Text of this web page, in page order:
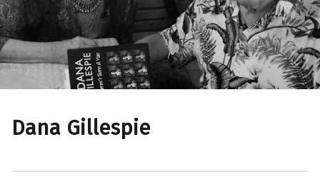
Dana Gillespie